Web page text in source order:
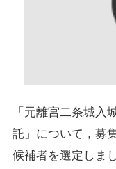
「元離宮二条城入
託」について，募
候補者を選定しま